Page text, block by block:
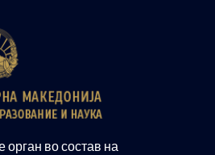
орган во состав на